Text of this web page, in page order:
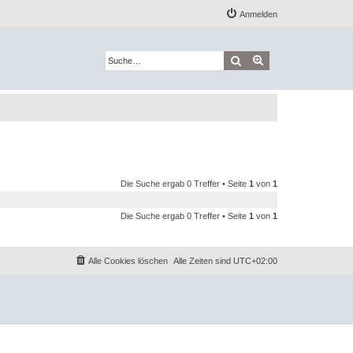
Anmelden
Suche
Die Suche ergab 0 Treffer • Seite 1 von 1
Die Suche ergab 0 Treffer • Seite 1 von 1
Alle Zeiten sind UTC+02:00
Alle Cookies löschen